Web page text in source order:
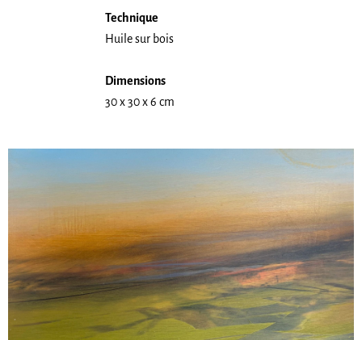
Technique
Huile sur bois
Dimensions
30 x 30 x 6 cm